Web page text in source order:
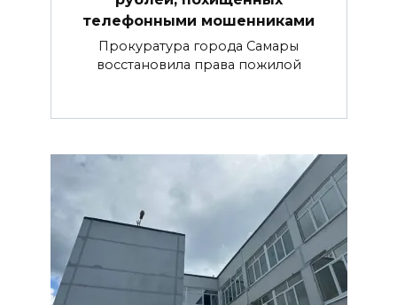
телефонными мошенниками
Прокуратура города Самары
восстановила права пожилой